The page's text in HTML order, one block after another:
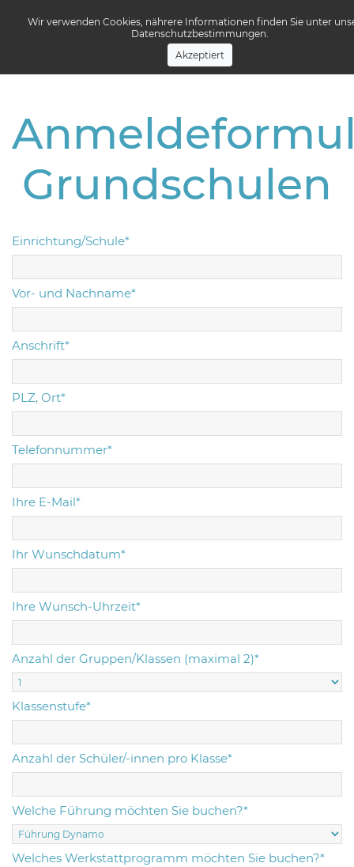
Grundschulen
Einrichtung/Schule*
Vor- und Nachname*
Anschrift*
PLZ, Ort*
Telefonnummer*
Ihre E-Mail*
Ihr Wunschdatum*
Ihre Wunsch-Uhrzeit*
Anzahl der Gruppen/Klassen (maximal 2)*
Klassenstufe*
Anzahl der Schüler/-innen pro Klasse*
Welche Führung möchten Sie buchen?*
Welches Werkstattprogramm möchten Sie buchen?*
Wir verwenden Cookies, nährere Informationen finden Sie unter
Datenschutzbestimmungen.
Akzeptiert